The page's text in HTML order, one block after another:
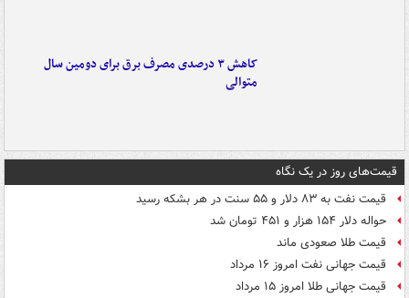
کاهش ۳ درصدی مصرف برق برای دومین سال
متوالی
قیمت‌های روز در یک نگاه
قیمت نفت به ۸۳ دلار و ۵۵ سنت در هر بشکه رسید
حواله دلار ۱۵۴ هزار و ۴۵۱ تومان شد
قیمت طلا صعودی ماند
قیمت جهانی نفت امروز ۱۶ مرداد
قیمت جهانی طلا امروز ۱۵ مرداد